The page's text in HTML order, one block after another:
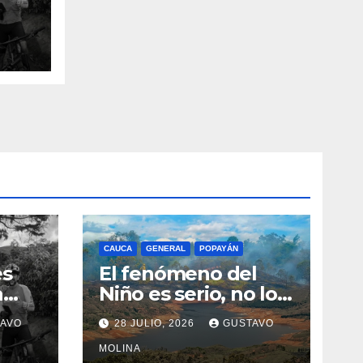
el
el
CAUCA GENERAL POPAYÁN
El fenómeno del
Niño es serio, no lo
tome a juego
28 JULIO, 2026 GUSTAVO
MOLINA